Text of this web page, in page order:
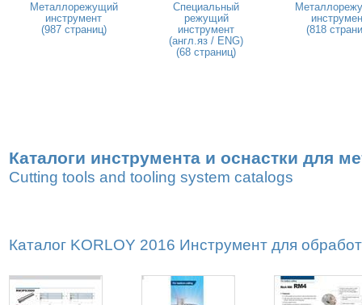
Металлорежущий
инструмент
(987 страниц)
Специальный
режущий
инструмент
(англ.яз / ENG)
(68 страниц)
(818
Каталоги инструмента и оснастки для
Cutting tools and tooling system catalogs
Каталог KORLOY 2016 Инструмент для